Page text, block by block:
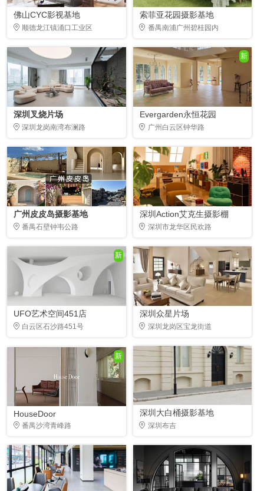
佛山CYC影视基地
顺德龙江镇涌口工业区
索菲亚花园摄影基地
番禺南浦广州碧桂园内
深圳叉烧片场
深圳龙岗南湾布澜路
新
Evergarden永恒花园
广州白云区钟华路
广州皮皮岛摄影基地
番禺石壁钟韦公路
深圳Action艾克生摄影棚
深圳市龙华区民欢路
新
UFO艺术空间451店
白云区石沙路451号
深圳众星片场
深圳龙岗区宝龙街道
新
HouseDoor
番禺沙湾青峰路
深圳大白桶摄影基地
深圳布吉